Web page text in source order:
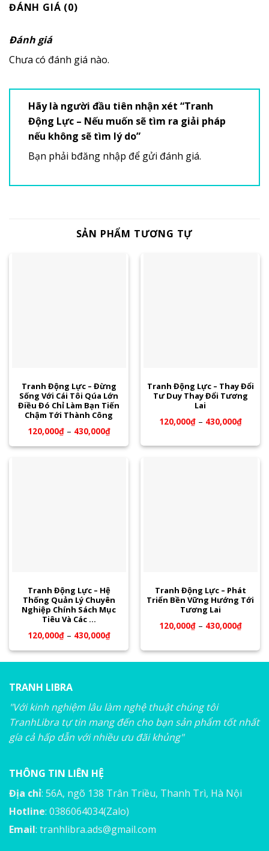
ĐÁNH GIÁ (0)
Đánh giá
Chưa có đánh giá nào.
Hãy là người đầu tiên nhận xét “Tranh
Động Lực – Nếu muốn sẽ tìm ra giải pháp
nếu không sẽ tìm lý do”
Bạn phải bđăng nhập để gửi đánh giá.
SẢN PHẨM TƯƠNG TỰ
Tranh Động Lực – Đừng
Sống Với Cái Tôi Qúa Lớn
Điều Đó Chỉ Làm Bạn Tiến
Chậm Tới Thành Công
120,000₫– 430,000₫
Tranh Động Lực – Thay Đổi
Tư Duy Thay Đổi Tương
Lai
120,000₫– 430,000₫
Tranh Động Lực – Hệ
Thống Quản Lý Chuyên
Nghiệp Chính Sách Mục
Tiêu Và Các …
120,000₫– 430,000₫
Tranh Động Lực – Phát
Triển Bền Vững Hướng Tới
Tương Lai
120,000₫– 430,000₫
TRANH LIBRA
"Với kinh nghiệm lâu làm nghệ thuật chúng tôi
TranhLibra tự tin mang đến cho bạn sản phẩm tốt nhất
gía cả hấp dẫn với nhiều ưu đãi khủng"
THÔNG TIN LIÊN HỆ
Địa chỉ: 56A, ngõ 138 Trân Triều, Thanh Trì, Hà Nội
Hotline: 0386064034(Zalo)
Email: tranhlibra.ads@gmail.com